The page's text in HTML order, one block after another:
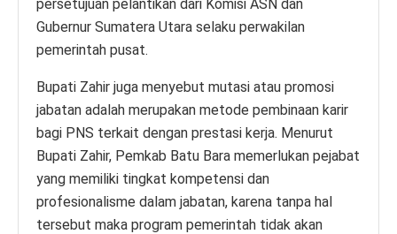
persetujuan pelantikan dari Komisi ASN dan
Gubernur Sumatera Utara selaku perwakilan
pemerintah pusat.
Bupati Zahir juga menyebut mutasi atau promosi
jabatan adalah merupakan metode pembinaan karir
bagi PNS terkait dengan prestasi kerja. Menurut
Bupati Zahir, Pemkab Batu Bara memerlukan pejabat
yang memiliki tingkat kompetensi dan
profesionalisme dalam jabatan, karena tanpa hal
tersebut maka program pemerintah tidak akan